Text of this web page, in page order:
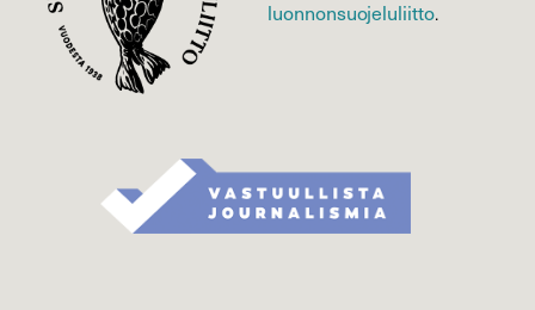
luonnonsuojelu­liitto.